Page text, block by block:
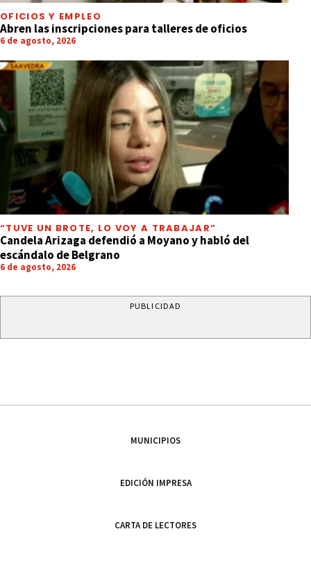
OFICIOS Y EMPLEO
Abren las inscripciones para talleres de oficios
6 de agosto, 2026
“TUVE UN BROTE, LO VOY A TRABAJAR”
Candela Arizaga defendió a Moyano y habló del
escándalo de Belgrano
6 de agosto, 2026
PUBLICIDAD
MUNICIPIOS
EDICIÓN IMPRESA
CARTA DE LECTORES